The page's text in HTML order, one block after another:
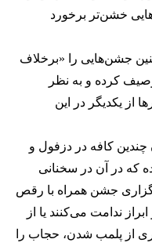
خشن‌تر برخورد
جشن‌هایی را «برخلاف
کرده و به نظر
از یکدیگر در این
چندین کافه در دزفول و
که در آن در سخنانی
جشن همراه با رقص
ندامت می‌کنند یا از
از پلمب شدن، حجاب را